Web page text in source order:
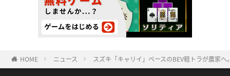
HOME ニュース スズキ「キャリイ」ベースのBEV軽トラが農家